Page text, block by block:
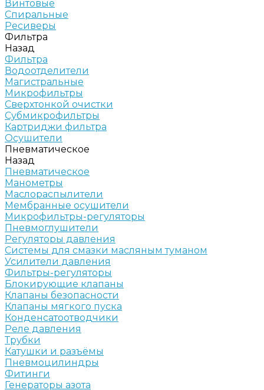
Винтовые
Спиральные
Ресиверы
Фильтра
Назад
Фильтра
Водоотделители
Магистральные
Микрофильтры
Сверхтонкой очистки
Субмикрофильтры
Картриджи фильтра
Осушители
Пневматическое
Назад
Пневматическое
Манометры
Маслораспылители
Мембранные осушители
Микрофильтры-регуляторы
Пневмоглушители
Регуляторы давления
Системы для смазки масляным туманом
Усилители давления
Фильтры-регуляторы
Блокирующие клапаны
Клапаны безопасности
Клапаны мягкого пуска
Конденсатоотводчики
Реле давления
Трубки
Катушки и разъёмы
Пневмоцилиндры
Фитинги
Генераторы азота